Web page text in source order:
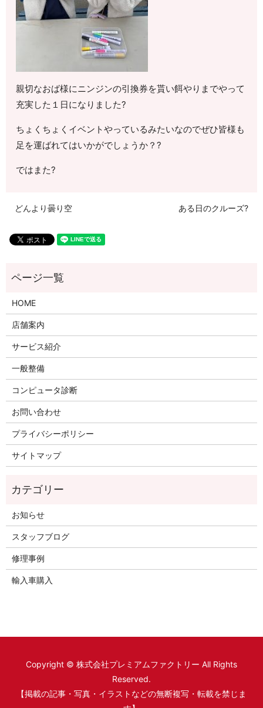
親切なおば様にニンジンの引換券を貰い餌やりまでやって
充実した１日になりました?
ちょくちょくイベントやっているみたいなのでぜひ皆様も
足を運ばれてはいかがでしょうか？?
ではまた?
どんより曇り空 ある日のクルーズ?
HOME
店舗案内
サービス紹介
一般整備
コンピュータ診断
お問い合わせ
プライバシーポリシー
サイトマップ
お知らせ
スタッフブログ
修理事例
輸入車購入
Copyright © 株式会社プレミアムファクトリー All Rights
Reserved.
【掲載の記事・写真・イラストなどの無断複写・転載を禁じま